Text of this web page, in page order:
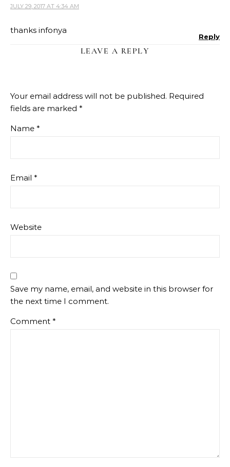
JULY 29, 2017 AT 4:34 AM
thanks infonya
Reply
LEAVE A REPLY
Your email address will not be published. Required
fields are marked *
Name *
Email *
Website
Save my name, email, and website in this browser for
the next time I comment.
Comment *